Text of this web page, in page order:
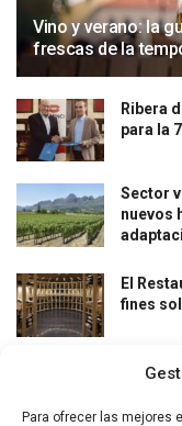
Para ofrecer las mejores
Vino y verano: la
frescas de la
Ribera
para la
Sector
nuevos
El
fines